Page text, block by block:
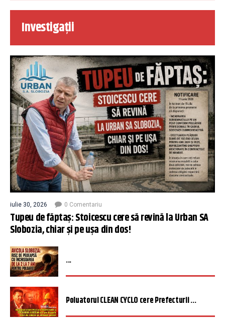
Investigații
iulie 30, 2026 0 Comentariu
Tupeu de făptaș: Stoicescu cere să revină la Urban SA
Slobozia, chiar și pe ușa din dos!
...
Poluatorul CLEAN CYCLO cere Prefecturii ...